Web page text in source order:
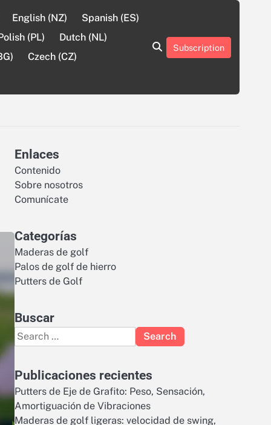
English (NZ)
Spanish (ES)
(PL)
Dutch (NL)
Czech (CZ)
About
Contact
Cookie
Privacy
Sitemap
Terms
Subscription
Enlaces
Contenido
Sobre nosotros
Comunícate
Categorías
Maderas de golf
Palos de golf de hierro
Putters de Golf
Buscar
Search
for:
Publicaciones recientes
Putters de Eje de Grafito: Peso, Sensación,
Amortiguación de Vibraciones
Maderas de golf ligeras: velocidad de swing,